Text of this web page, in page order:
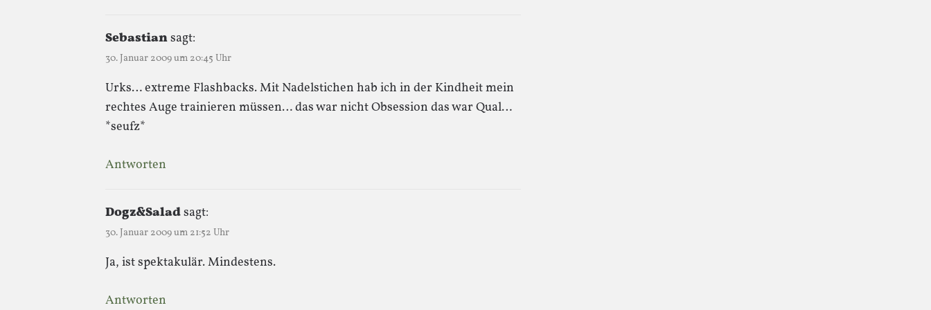
Sebastiansagt:
30. Januar 2009 um 20:45 Uhr
Urks… extreme Flashbacks. Mit Nadelstichen hab ich in der Kindheit mein
rechtes Auge trainieren müssen… das war nicht Obsession das war Qual…
*seufz*
Antworten
Dogz&Saladsagt:
30. Januar 2009 um 21:52 Uhr
Ja, ist spektakulär. Mindestens.
Antworten